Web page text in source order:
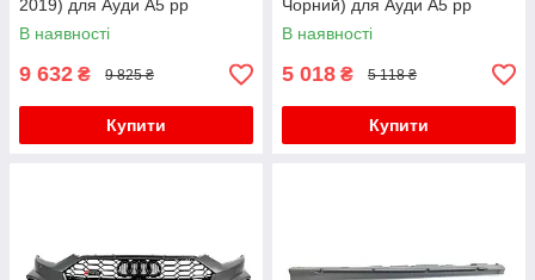
2019) для Ауди A5 рр
В наявності
9 632 ₴ 9 825 ₴
Купити
Чорний) для Ауди A5 рр
В наявності
5 018 ₴ 5 118 ₴
Купити